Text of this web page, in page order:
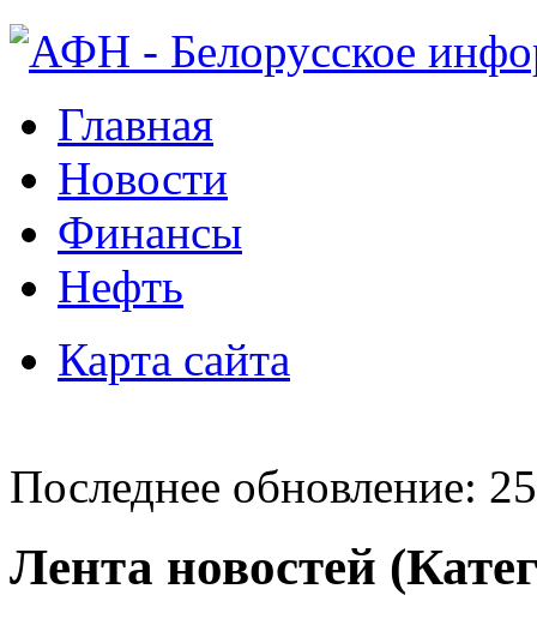
Главная
Новости
Финансы
Нефть
Карта сайта
Последнее обновление:
Лента новостей